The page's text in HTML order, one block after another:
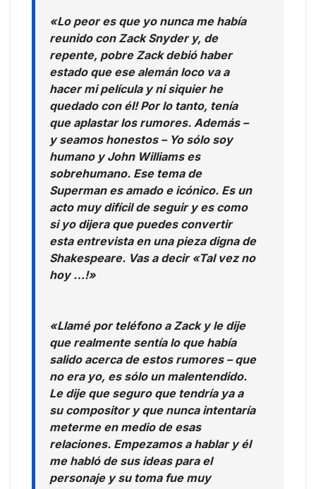
«Lo peor es que yo nunca me había
reunido con Zack Snyder y, de
repente, pobre Zack debió haber
estado que ese alemán loco va a
hacer mi película y ni siquier he
quedado con él! Por lo tanto, tenía
que aplastar los rumores. Además –
y seamos honestos – Yo sólo soy
humano y John Williams es
sobrehumano. Ese tema de
Superman es amado e icónico. Es un
acto muy difícil de seguir y es como
si yo dijera que puedes convertir
esta entrevista en una pieza digna de
Shakespeare. Vas a decir «Tal vez no
hoy …!»
«Llamé por teléfono a Zack y le dije
que realmente sentía lo que había
salido acerca de estos rumores – que
no era yo, es sólo un malentendido.
Le dije que seguro que tendría ya a
su compositor y que nunca intentaría
meterme en medio de esas
relaciones. Empezamos a hablar y él
me habló de sus ideas para el
personaje y su toma fue muy